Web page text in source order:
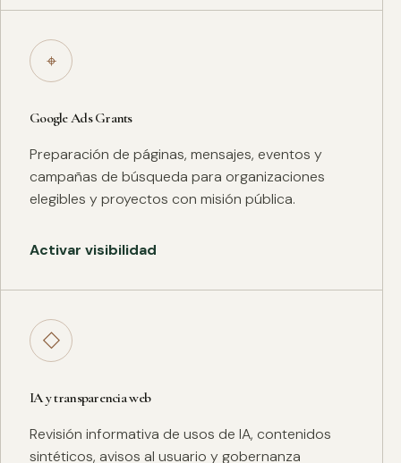
⌖
Google Ads Grants
Preparación de páginas, mensajes, eventos y
campañas de búsqueda para organizaciones
elegibles y proyectos con misión pública.
Activar visibilidad
◇
IA y transparencia web
Revisión informativa de usos de IA, contenidos
sintéticos, avisos al usuario y gobernanza